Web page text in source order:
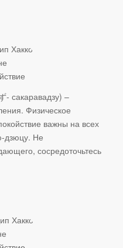
- сакаравадзу) –
Физическое
важны на всех
дзюцу. Не
сосредоточьтесь